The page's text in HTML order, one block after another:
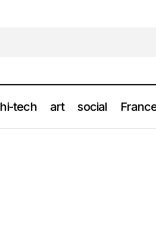
hi-tech art social